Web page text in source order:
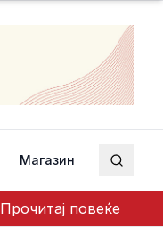
Магазин
Прочитај повеќе